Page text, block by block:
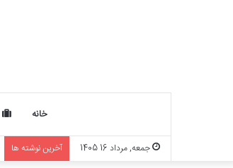
خانه
جمعه, مرداد 16 1405 آخرین نوشته ها